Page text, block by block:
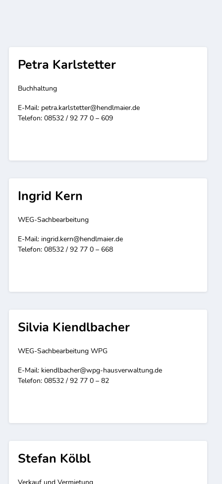
Petra Karlstetter
Buchhaltung
E-Mail: petra.karlstetter@hendlmaier.de
Telefon: 08532 / 92 77 0 – 609
Ingrid Kern
WEG-Sachbearbeitung
E-Mail: ingrid.kern@hendlmaier.de
Telefon: 08532 / 92 77 0 – 668
Silvia Kiendlbacher
WEG-Sachbearbeitung WPG
E-Mail: kiendlbacher@wpg-hausverwaltung.de
Telefon: 08532 / 92 77 0 – 82
Stefan Kölbl
Verkauf und Vermietung